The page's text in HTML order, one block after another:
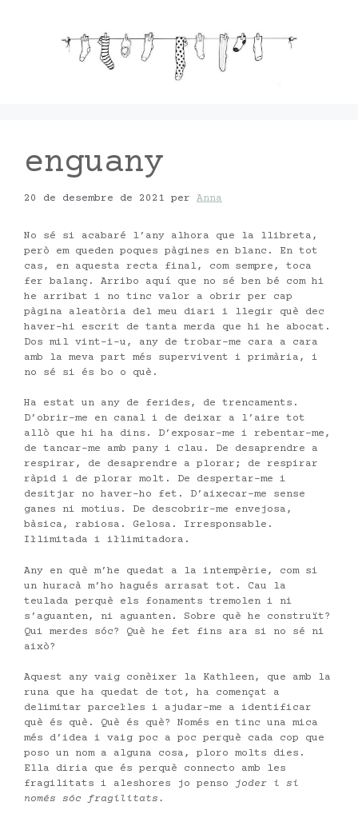
enguany
20 de desembre de 2021 per Anna
No sé si acabaré l’any alhora que la llibreta,
però em queden poques pàgines en blanc. En tot
cas, en aquesta recta final, com sempre, toca
fer balanç. Arribo aquí que no sé ben bé com hi
he arribat i no tinc valor a obrir per cap
pàgina aleatòria del meu diari i llegir què dec
haver-hi escrit de tanta merda que hi he abocat.
Dos mil vint-i-u, any de trobar-me cara a cara
amb la meva part més supervivent i primària, i
no sé si és bo o què.
Ha estat un any de ferides, de trencaments.
D’obrir-me en canal i de deixar a l’aire tot
allò que hi ha dins. D’exposar-me i rebentar-me,
de tancar-me amb pany i clau. De desaprendre a
respirar, de desaprendre a plorar; de respirar
ràpid i de plorar molt. De despertar-me i
desitjar no haver-ho fet. D’aixecar-me sense
ganes ni motius. De descobrir-me envejosa,
bàsica, rabiosa. Gelosa. Irresponsable.
Il·limitada i il·limitadora.
Any en què m’he quedat a la intempèrie, com si
un huracà m’ho hagués arrasat tot. Cau la
teulada perquè els fonaments tremolen i ni
s’aguanten, ni aguanten. Sobre què he construït?
Qui merdes sóc? Què he fet fins ara si no sé ni
això?
Aquest any vaig conèixer la Kathleen, que amb la
runa que ha quedat de tot, ha començat a
delimitar parcel·les i ajudar-me a identificar
què és què. Què és què? Només en tinc una mica
més d’idea i vaig poc a poc perquè cada cop que
poso un nom a alguna cosa, ploro molts dies.
Ella diria que és perquè connecto amb les
fragilitats i aleshores jo penso joder i si
només sóc fragilitats.